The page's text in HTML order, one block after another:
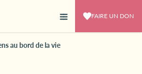
FAIRE UN DON
au bord de la vie